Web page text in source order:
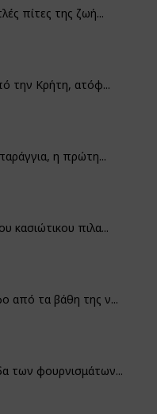
πίτες της ζωή...
την Κρήτη, ατόφ...
η πρώτη...
κασιώτικου πιλα...
από τα βάθη της ν...
των φουρνισμάτων...